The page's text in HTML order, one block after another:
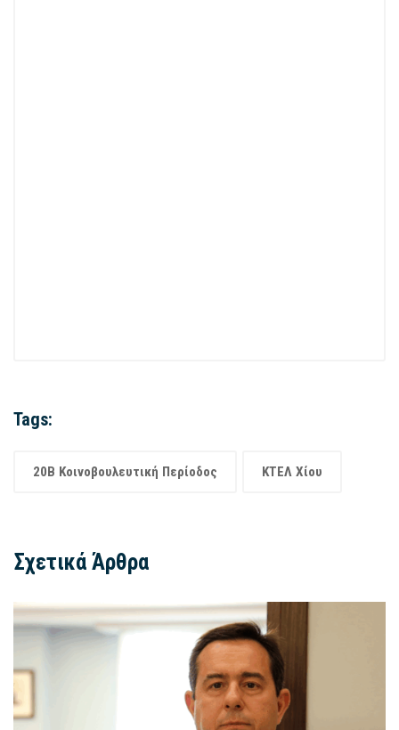
Tags:
20Β Κοινοβουλευτική Περίοδος ΚΤΕΛ Χίου
Σχετικά Άρθρα